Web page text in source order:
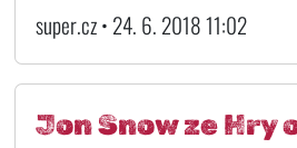
super.cz • 24. 6. 2018 11:02
Jon Snow ze Hry